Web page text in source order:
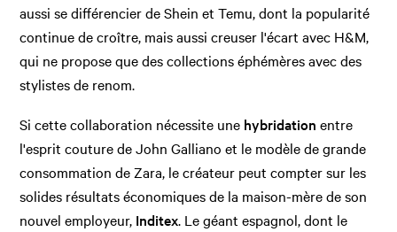
aussi se différencier de Shein et Temu, dont la popularité
continue de croître, mais aussi creuser l'écart avec H&M,
qui ne propose que des collections éphémères avec des
stylistes de renom.
Si cette collaboration nécessite une hybridation entre
l'esprit couture de John Galliano et le modèle de grande
consommation de Zara, le créateur peut compter sur les
solides résultats économiques de la maison-mère de son
nouvel employeur, Inditex. Le géant espagnol, dont le